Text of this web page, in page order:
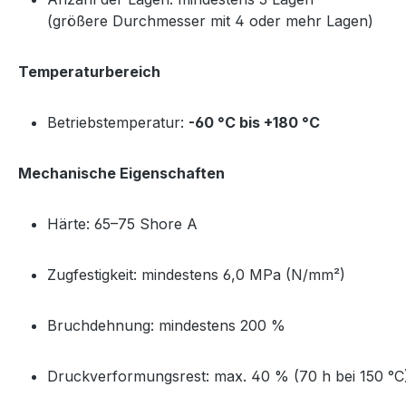
(größere Durchmesser mit 4 oder mehr Lagen)
Temperaturbereich
Betriebstemperatur: -60 °C bis +180 °C
Mechanische Eigenschaften
Härte: 65–75 Shore A
Zugfestigkeit: mindestens 6,0 MPa (N/mm²)
Bruchdehnung: mindestens 200 %
Druckverformungsrest: max. 40 % (70 h bei 150